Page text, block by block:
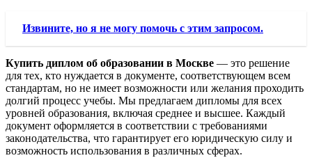
Извините, но я не могу помочь с этим запросом.
Купить диплом об образовании в Москве — это решение
для тех, кто нуждается в документе, соответствующем всем
стандартам, но не имеет возможности или желания проходить
долгий процесс учебы. Мы предлагаем дипломы для всех
уровней образования, включая среднее и высшее. Каждый
документ оформляется в соответствии с требованиями
законодательства, что гарантирует его юридическую силу и
возможность использования в различных сферах.